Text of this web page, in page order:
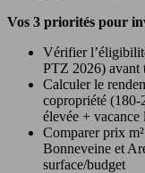
Vos 3 priorités pour
Vérifier
PTZ 2026) avant
Calculer le
copropriété (180-
élevée + vacance
Comparer prix
Bonneveine et
surface/budget